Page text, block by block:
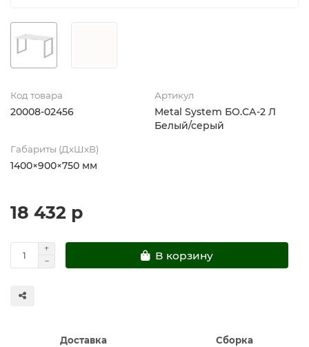
Код товара
20008-02456
Артикул
Metal System БО.СА-2 Л
Белый/серый
Габариты (ДхШхВ)
1400×900×750 мм
18 432 р
В корзину
Доставка
Сборка